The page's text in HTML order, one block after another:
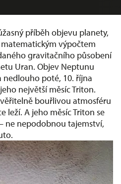
příběh objevu planety,
výpočtem
gravitačního působení
Uran. Objev Neptunu
nedlouho poté, 10. října
největší měsíc Triton.
bouřlivou atmosféru
leží. A jeho měsíc Triton se
ne nepodobnou tajemství,